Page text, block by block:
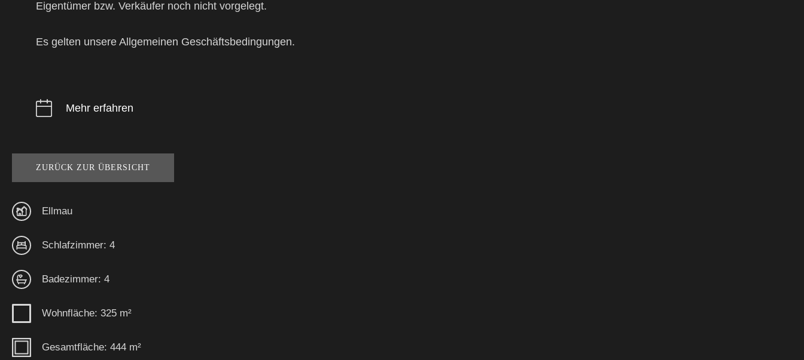
Eigentümer bzw. Verkäufer noch nicht vorgelegt.
Es gelten unsere Allgemeinen Geschäftsbedingungen.
Mehr erfahren
ZURÜCK ZUR ÜBERSICHT
Ellmau
Schlafzimmer: 4
Badezimmer: 4
Wohnfläche: 325 m²
Gesamtfläche: 444 m²